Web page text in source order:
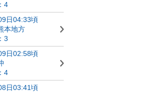
4
日04:33頃
本地方
3
日02:58頃
4
日03:41頃